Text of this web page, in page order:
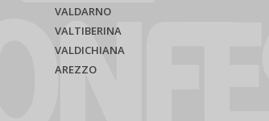
VALDARNO
VALTIBERINA
VALDICHIANA
AREZZO